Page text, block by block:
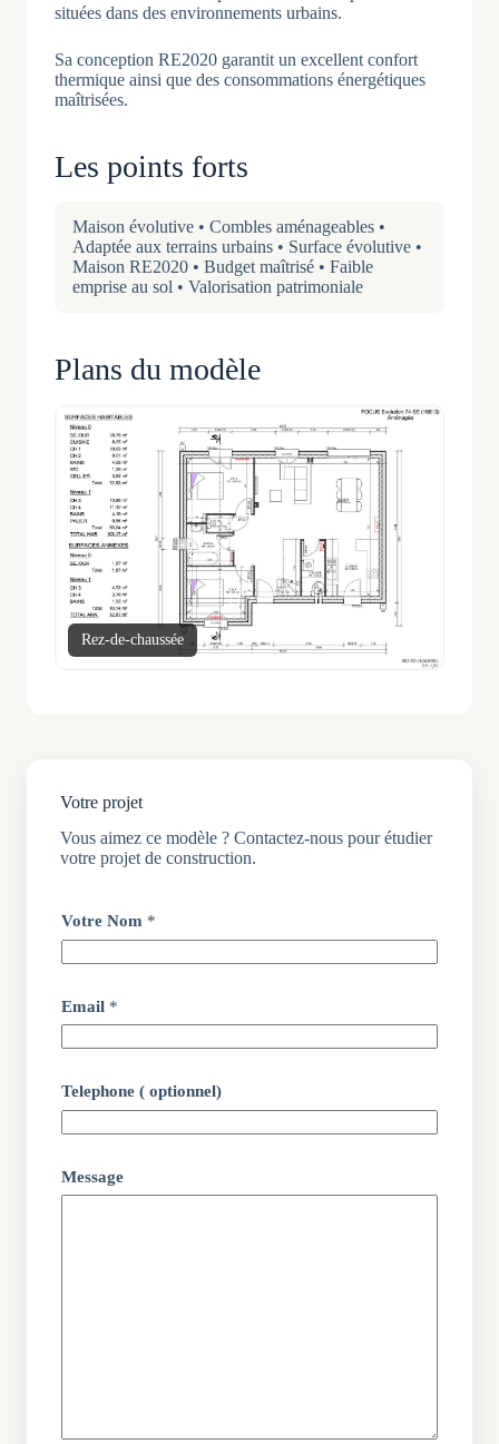
situées dans des environnements urbains.
Sa conception RE2020 garantit un excellent confort
thermique ainsi que des consommations énergétiques
maîtrisées.
Les points forts
Maison évolutive • Combles aménageables •
Adaptée aux terrains urbains • Surface évolutive •
Maison RE2020 • Budget maîtrisé • Faible
emprise au sol • Valorisation patrimoniale
Plans du modèle
Rez-de-chaussée
Votre projet
Vous aimez ce modèle ? Contactez-nous pour étudier
votre projet de construction.
Votre Nom *
Email *
Telephone ( optionnel)
Message